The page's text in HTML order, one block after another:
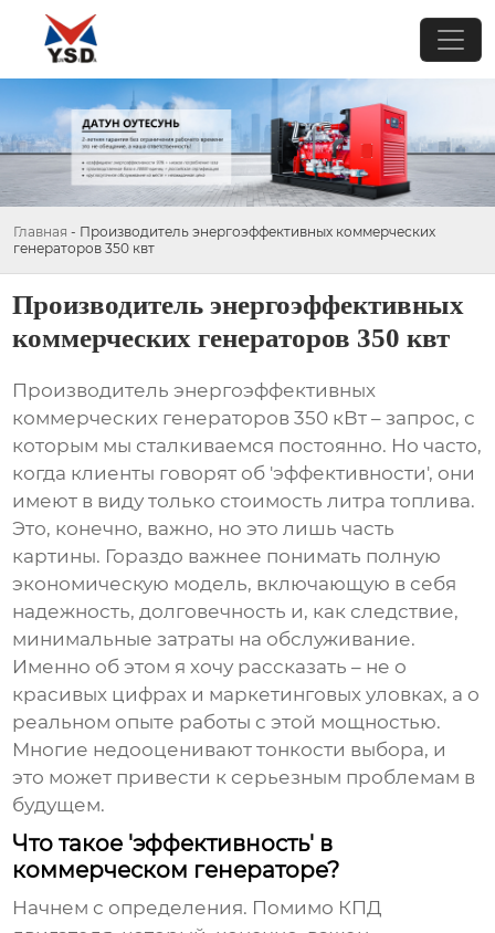
Главная - Производитель энергоэффективных коммерческих
генераторов 350 квт
Производитель энергоэффективных
коммерческих генераторов 350 квт
Производитель энергоэффективных
коммерческих генераторов 350 кВт – запрос, с
которым мы сталкиваемся постоянно. Но часто,
когда клиенты говорят об 'эффективности', они
имеют в виду только стоимость литра топлива.
Это, конечно, важно, но это лишь часть
картины. Гораздо важнее понимать полную
экономическую модель, включающую в себя
надежность, долговечность и, как следствие,
минимальные затраты на обслуживание.
Именно об этом я хочу рассказать – не о
красивых цифрах и маркетинговых уловках, а о
реальном опыте работы с этой мощностью.
Многие недооценивают тонкости выбора, и
это может привести к серьезным проблемам в
будущем.
Что такое 'эффективность' в
коммерческом генераторе?
Начнем с определения. Помимо КПД